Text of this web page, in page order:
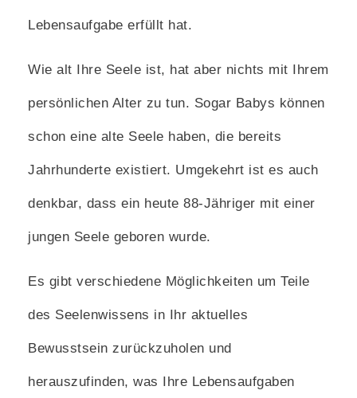
Lebensaufgabe erfüllt hat.
Wie alt Ihre Seele ist, hat aber nichts mit Ihrem
persönlichen Alter zu tun. Sogar Babys können
schon eine alte Seele haben, die bereits
Jahrhunderte existiert. Umgekehrt ist es auch
denkbar, dass ein heute 88-Jähriger mit einer
jungen Seele geboren wurde.
Es gibt verschiedene Möglichkeiten um Teile
des Seelenwissens in Ihr aktuelles
Bewusstsein zurückzuholen und
herauszufinden, was Ihre Lebensaufgaben